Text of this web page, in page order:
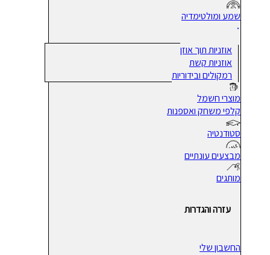
שמע ומולטימדיה
אוזניות תוך אוזן
אוזניות קשת
רמקולים ובידוריות
מוצרי חשמל
קלפי משחק ואספנות
סטודנטיה
מבצעים עונתיים
מותגים
עזרה והגדרות
החשבון שלי